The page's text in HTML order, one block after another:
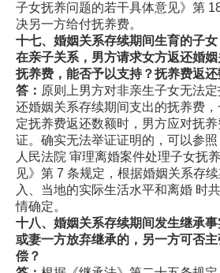
子女抚养问题的若干具体意见》第
决另一方给付抚养费。
十七、婚姻关系存续期间生育的子
在亲子关系，男方请求女方返还婚
抚养费，能否予以支持？抚养费返
答： 原则上男方对非亲生子女无法
还婚姻关系存续期间支出的抚养费
定抚养费返还数额时，男方应对抚
证。确实无法举证证明的，可以参
人民法院 审理离婚案件处理子女抚
见》第 7 条规定，根据婚姻关系存
入、当地的实际生活水平和离婚 时
情确定。
十八、婚姻关系存续期间发生继承
或妻一方放弃继承的，另一方可否
偿？